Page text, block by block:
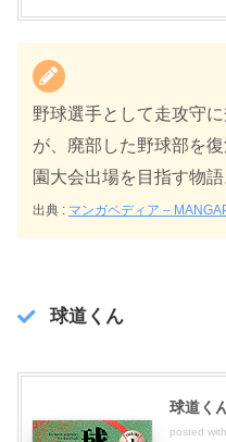
野球選手として走攻守
が、廃部した野球部を
園大会出場を目指す物語
出典 : マンガペディア –
球道くん
球道く
posted with